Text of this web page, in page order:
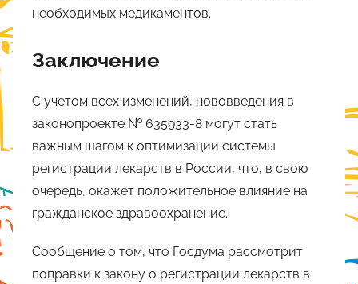
необходимых медикаментов.
Заключение
С учетом всех изменений, нововведения в
законопроекте № 635933-8 могут стать
важным шагом к оптимизации системы
регистрации лекарств в России, что, в свою
очередь, окажет положительное влияние на
гражданское здравоохранение.
Сообщение о том, что Госдума рассмотрит
поправки к закону о регистрации лекарств в